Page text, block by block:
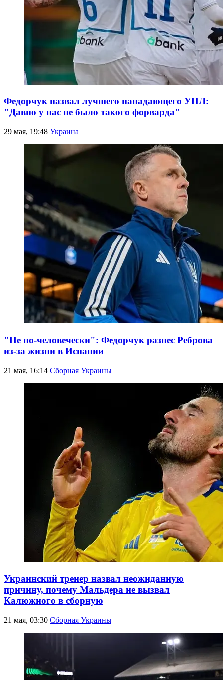
Федорчук назвал лучшего нападающего УПЛ:
"Давно у нас не было такого форварда"
29 мая, 19:48 Украина
"Не по-человечески": Федорчук разнес Реброва
из-за жизни в Испании
21 мая, 16:14 Сборная Украины
Украинский тренер назвал неожиданную
причину, почему Мальдера не вызвал
Калюжного в сборную
21 мая, 03:30 Сборная Украины